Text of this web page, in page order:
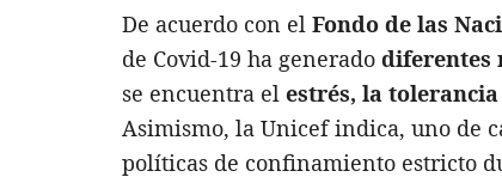
De acuerdo con el Fondo de las
de Covid-19 ha generado diferentes
se encuentra el estrés, la
Asimismo, la Unicef indica, uno de
políticas de confinamiento estricto